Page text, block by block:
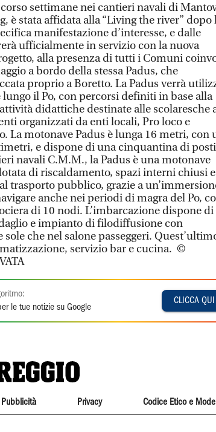
settimane nei cantieri navali di
è stata affidata alla “Living the river” dopo
manifestazione d’interesse, e dalle
ufficialmente in servizio con la nuova
alla presenza di tutti i Comuni
a bordo della stessa Padus, che
proprio a Boretto. La Padus verrà
il Po, con percorsi definiti in base alla
didattiche destinate alle scolaresche
organizzati da enti locali, Pro loco e
La motonave Padus è lunga 16 metri, con
e dispone di una cinquantina di
navali C.M.M., la Padus è una motonave
di riscaldamento, spazi interni chiusi e
trasporto pubblico, grazie a
anche nei periodi di magra del Po,
di 10 nodi. L’imbarcazione dispone di
e impianto di filodiffusione con
che nel salone passeggeri.
servizio bar e cucina. ©
le tue notizie su Google
CLICCA QUI
Pubblicità Privacy Codice Etico e